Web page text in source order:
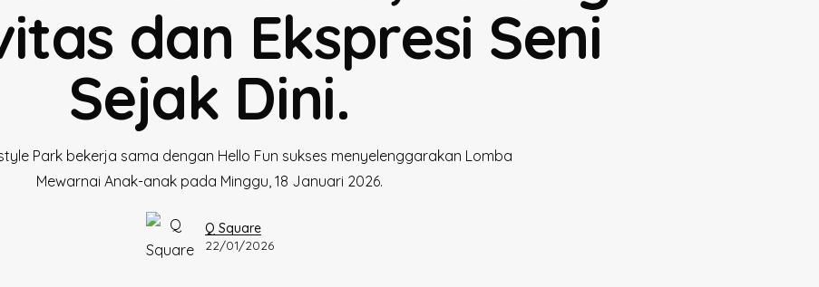
dan Ekspresi Seni
Sejak Dini.
Park bekerja sama dengan Hello Fun sukses menyelenggarakan Lomba
Mewarnai Anak-anak pada Minggu, 18 Januari 2026.
Q Square
22/01/2026